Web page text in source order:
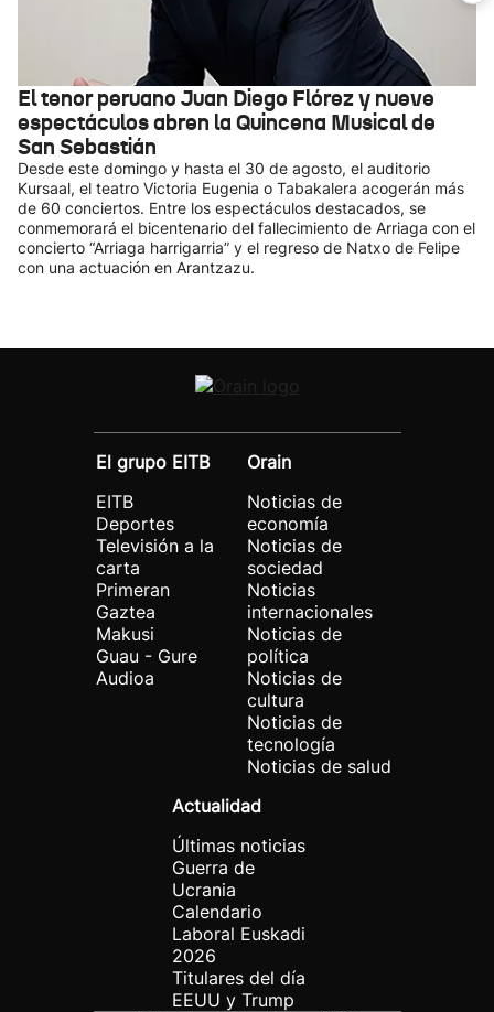
El tenor peruano Juan Diego Flórez y nueve
espectáculos abren la Quincena Musical de
San Sebastián
Desde este domingo y hasta el 30 de agosto, el auditorio
Kursaal, el teatro Victoria Eugenia o Tabakalera acogerán más
de 60 conciertos. Entre los espectáculos destacados, se
conmemorará el bicentenario del fallecimiento de Arriaga con el
concierto “Arriaga harrigarria” y el regreso de Natxo de Felipe
con una actuación en Arantzazu.
El grupo EITB
EITB
Deportes
Televisión a la
carta
Primeran
Gaztea
Makusi
Guau - Gure
Audioa
Orain
Noticias de
economía
Noticias de
sociedad
Noticias
internacionales
Noticias de
política
Noticias de
cultura
Noticias de
tecnología
Noticias de salud
Actualidad
Últimas noticias
Guerra de
Ucrania
Calendario
Laboral Euskadi
2026
Titulares del día
EEUU y Trump